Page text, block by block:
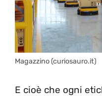
Magazzino (curiosauro.it)
E cioè che ogni